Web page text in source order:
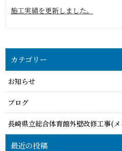
施工実績を更新しました。
カテゴリー
お知らせ
ブログ
長崎県立総合体育館外壁改修工事(
最近の投稿